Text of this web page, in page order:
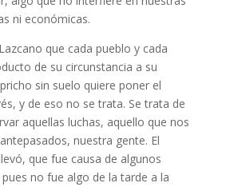
ni económicas.
que cada pueblo y cada
de su circunstancia a su
sin suelo quiere poner el
y de eso no se trata. Se trata de
aquellas luchas, aquello que nos
nuestra gente. El
que fue causa de algunos
no fue algo de la tarde a la